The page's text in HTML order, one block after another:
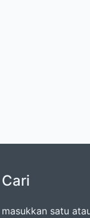
Cari
masukkan satu